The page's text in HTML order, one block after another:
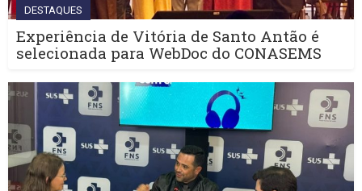
DESTAQUES
Experiência de Vitória de Santo Antão é
selecionada para WebDoc do CONASEMS